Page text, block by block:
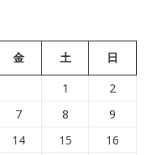
金 土 日
1 2
7 8
9
14 15
16